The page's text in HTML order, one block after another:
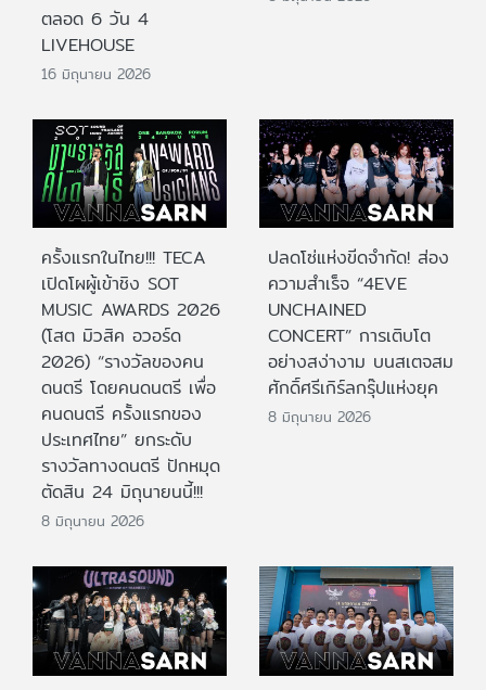
ตลอด 6 วัน 4
LIVEHOUSE
16 มิถุนายน 2026
ครั้งแรกในไทย!!! TECA
เปิดโผผู้เข้าชิง SOT
MUSIC AWARDS 2026
(โสต มิวสิค อวอร์ด
2026) “รางวัลของคน
ดนตรี โดยคนดนตรี เพื่อ
คนดนตรี ครั้งแรกของ
ประเทศไทย” ยกระดับ
รางวัลทางดนตรี ปักหมุด
ตัดสิน 24 มิถุนายนนี้!!!
8 มิถุนายน 2026
ปลดโซ่แห่งขีดจำกัด! ส่อง
ความสำเร็จ “4EVE
UNCHAINED
CONCERT” การเติบโต
อย่างสง่างาม บนสเตจสม
ศักดิ์ศรีเกิร์ลกรุ๊ปแห่งยุค
8 มิถุนายน 2026